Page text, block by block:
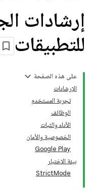
إرشادات
للتطبيقات
على هذه الصفحة
الإرشادات
تجربة المستخدم
الوظائف
الأداء والثبات
الخصوصية والأمان
Google Play
بيئة الاختبار
StrictMode